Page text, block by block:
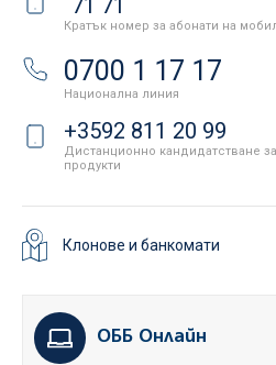
71 71
Кратък номер за абонати на
0700 1 17 17
Национална линия
+3592 811 20 99
Дистанционно кандидатстване
продукти
Клонове и банкомати
ОББ Онлайн